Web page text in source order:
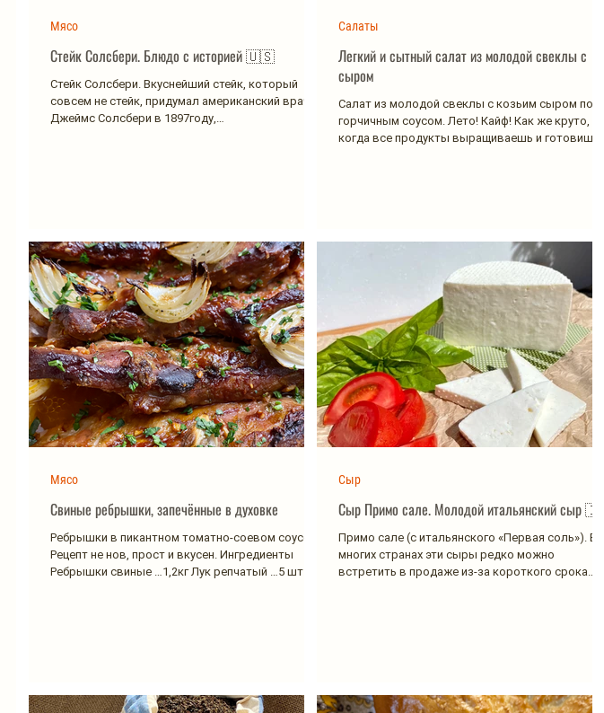
Стейк Солсбери. Блюдо с историей 🇺🇸
Стейк Солсбери. Вкуснейший стейк, который
совсем не стейк, придумал американский врач
Джеймс Солсбери в 1897году,
Мясо
Легкий и сытный салат из молодой свеклы с
сыром
Салат из молодой свеклы с козьим сыром под
горчичным соусом. Лето! Кайф! Как же круто,
когда все продукты выращиваешь и готовишь
Салаты
Свиные ребрышки, запечённые в духовке
Ребрышки в пикантном томатно-соевом соусе.
Рецепт не нов, прост и вкусен. Ингредиенты
Ребрышки свиные …1,2кг Лук репчатый …5 шт
Мясо
Сыр Примо сале. Молодой итальянский сыр 🇮🇹
Примо сале (с итальянского «Первая соль»). Во
многих странах эти сыры редко можно
встретить в продаже из-за короткого срока
Сыр